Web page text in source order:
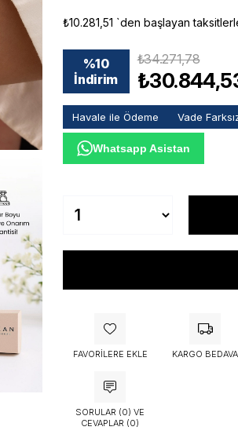
₺10.281,51 `den başlayan
%10
İndirim
₺34.271,78
Havale ile Ödeme Vade
Whatsapp Asistan
FAVORILERE EKLE KARGO BEDAVA
SORULAR (0) VE
CEVAPLAR (0)